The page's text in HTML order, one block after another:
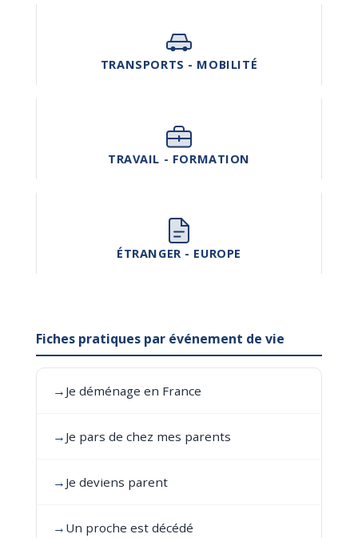
TRANSPORTS - MOBILITÉ
TRAVAIL - FORMATION
ÉTRANGER - EUROPE
Fiches pratiques par événement de vie
→ Je déménage en France
→ Je pars de chez mes parents
→ Je deviens parent
→ Un proche est décédé